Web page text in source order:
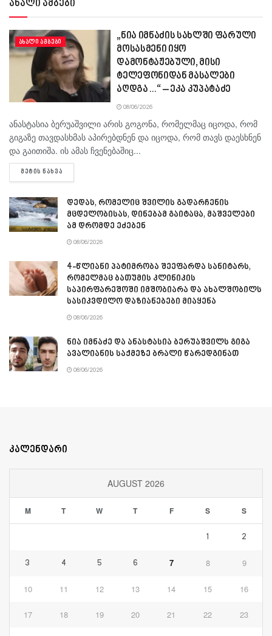
ახალი ამბები
ᲐᲮᲐᲚᲘ ᲐᲛᲑᲔᲑᲘ
„ნია იმნაძის სახლში ფარული
მოსასმენი იყო
დამონტაჟებული, მისი
ტელეფონიდან მასალები
აღდგა…“ – ეკა კუპატაძე
08/06/2026
ანასტასია ბერუაშვილი არის გოგონა, რომელმაც იცოდა, რომ
გიგაზე თავდასხმას აპირებდნენ და იცოდა, რომ თავს დაესხნენ
და გაითიშა. ის ამას ჩვენებაშიც...
ᲛᲔᲢᲘᲡ ᲜᲐᲮᲕᲐ
დედას, რომელიც შვილის გადარჩენის
მცდელობისას, დინებამ გაიტაცა, მაშველები
ამ დრომდე ეძებენ
08/06/2026
4-წლიანი პატიმრობა შეეფარდა სანიტარს,
რომელმაც ბათუმის კლინიკის
საპირფარეშოში იმშობიარა და ახალშობილს
სასიკვდილო დაზიანებები მიაყენა
08/06/2026
ნია იმნაძე და ანასტასია ბერუაშვილს გიგა
ავალიანის საქმეზე ბრალი წარედგინათ
08/06/2026
კალენდარი
AUGUST 2026
M T W T F S S
1 2
3 4 5 6 7 8 9
10 11 12 13 14 15 16
17 18 19 20 21 22 23